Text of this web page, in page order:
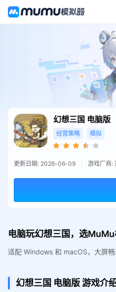
幻想三国 电脑版
经营策略 模拟
更新日期: 2026-06-09 游戏厂商:
电脑玩幻想三国，选
适配 Windows 和 macOS，大屏畅
幻想三国 电脑版游戏介